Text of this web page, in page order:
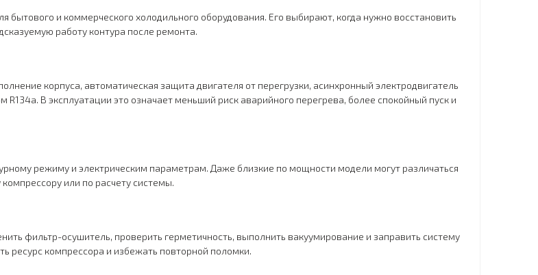
бытового и коммерческого холодильного оборудования. Его выбирают, когда нужно восстановить
работу контура после ремонта.
корпуса, автоматическая защита двигателя от перегрузки, асинхронный электродвигатель
В эксплуатации это означает меньший риск аварийного перегрева, более спокойный пуск и
режиму и электрическим параметрам. Даже близкие по мощности модели могут различаться
или по расчету системы.
фильтр-осушитель, проверить герметичность, выполнить вакуумирование и заправить систему
ресурс компрессора и избежать повторной поломки.